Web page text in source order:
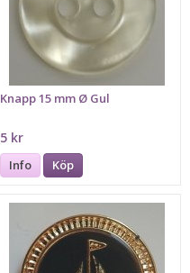
Knapp 15 mm Ø Gul
5 kr
Info Köp